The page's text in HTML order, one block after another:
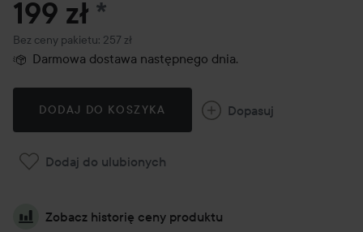
199 zł *
Bez ceny pakietu: 257 zł
Darmowa dostawa następnego dnia.
DODAJ DO KOSZYKA Dopasuj
Dodaj do ulubionych
Zobacz historię ceny produktu